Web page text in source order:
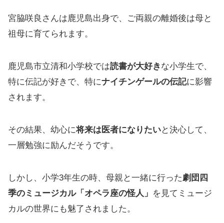
宮脇咲良さんは鹿児島出身で、ご両親の離婚後は母と
祖母に育てられます。
鹿児島市立清和小学校では読書が大好き な小学生で、
特に伝記が好きで、特にナイチンゲールの伝記に影響
されます。
その結果、幼心に将来は医者になりたいと決心して、
一層勉強に励んだそうです。
しかし、小学3年生の時、母親と一緒に行った劇団四
季のミュージカル「オペラ座の怪人」 を見てミュージ
カルの世界にも魅了されました。